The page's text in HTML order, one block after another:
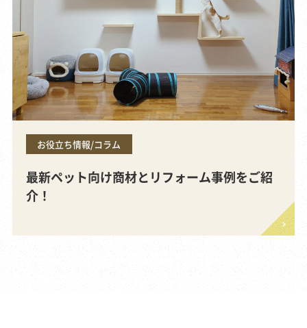
お役立ち情報/コラム
最新ペット向け商材とリフォーム事例をご紹
介！